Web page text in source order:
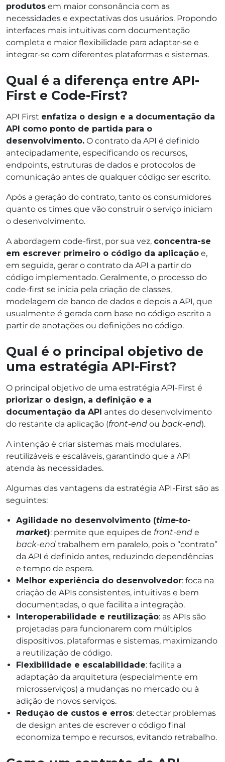
produtos em maior consonância com as
necessidades e expectativas dos usuários. Propondo
interfaces mais intuitivas com documentação
completa e maior flexibilidade para adaptar-se e
integrar-se com diferentes plataformas e sistemas.
Qual é a diferença entre API-
First e Code-First?
API First enfatiza o design e a documentação da
API como ponto de partida para o
desenvolvimento. O contrato da API é definido
antecipadamente, especificando os recursos,
endpoints, estruturas de dados e protocolos de
comunicação antes de qualquer código ser escrito.
Após a geração do contrato, tanto os consumidores
quanto os times que vão construir o serviço iniciam
o desenvolvimento.
A abordagem code-first, por sua vez, concentra-se
em escrever primeiro o código da aplicação e,
em seguida, gerar o contrato da API a partir do
código implementado. Geralmente, o processo do
code-first se inicia pela criação de classes,
modelagem de banco de dados e depois a API, que
usualmente é gerada com base no código escrito a
partir de anotações ou definições no código.
Qual é o principal objetivo de
uma estratégia API-First?
O principal objetivo de uma estratégia API-First é
priorizar o design, a definição e a
documentação da API antes do desenvolvimento
do restante da aplicação (front-end ou back-end).
A intenção é criar sistemas mais modulares,
reutilizáveis e escaláveis, garantindo que a API
atenda às necessidades.
Algumas das vantagens da estratégia API-First são as
seguintes:
Agilidade no desenvolvimento (time-to-
market): permite que equipes de front-end e
back-end trabalhem em paralelo, pois o “contrato”
da API é definido antes, reduzindo dependências
e tempo de espera.
Melhor experiência do desenvolvedor: foca na
criação de APIs consistentes, intuitivas e bem
documentadas, o que facilita a integração.
Interoperabilidade e reutilização: as APIs são
projetadas para funcionarem com múltiplos
dispositivos, plataformas e sistemas, maximizando
a reutilização de código.
Flexibilidade e escalabilidade: facilita a
adaptação da arquitetura (especialmente em
microsserviços) a mudanças no mercado ou à
adição de novos serviços.
Redução de custos e erros: detectar problemas
de design antes de escrever o código final
economiza tempo e recursos, evitando retrabalho.